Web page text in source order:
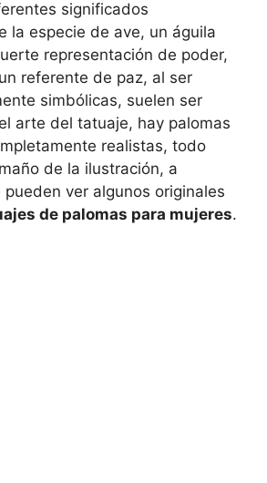
significados
la especie de ave, un águila
representación de poder,
referente de paz, al ser
simbólicas, suelen ser
arte del tatuaje, hay palomas
realistas, todo
de la ilustración, a
ver algunos originales
de palomas para mujeres.